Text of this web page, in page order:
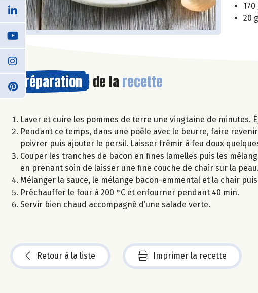
20
Préparation de la recette
Laver et cuire les pommes de terre une vingtaine de minutes.
Pendant ce temps, dans une poêle avec le beurre, faire
poivrer puis ajouter le persil. Laisser frémir à feu doux
Couper les tranches de bacon en fines lamelles puis les
en prenant soin de laisser une fine couche de chair sur la peau.
Mélanger la sauce, le mélange bacon-emmental et la chair
Préchauffer le four à 200 °C et enfourner pendant 40 min.
Servir bien chaud accompagné d’une salade verte.
Retour à la liste Imprimer la recette